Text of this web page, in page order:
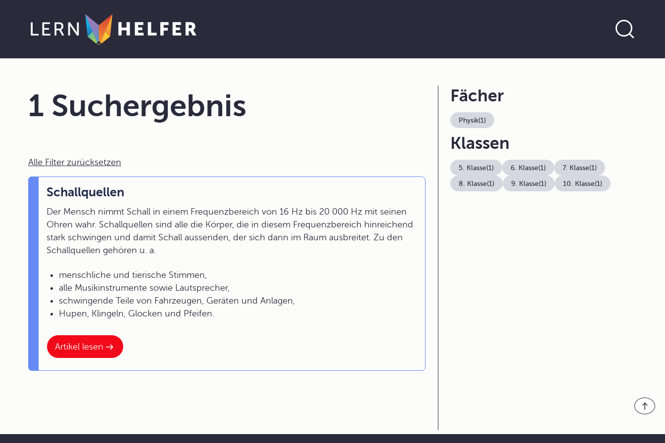
1 Suchergebnis
Alle Filter zurücksetzen
Artikel lesen
Schallquellen
Der Mensch nimmt Schall in einem Frequenzbereich von 16 Hz bis 20 000 Hz mit seinen
Ohren wahr. Schallquellen sind alle die Körper, die in diesem Frequenzbereich hinreichend
stark schwingen und damit Schall aussenden, der sich dann im Raum ausbreitet. Zu den
Schallquellen gehören u. a.
menschliche und tierische Stimmen,
alle Musikinstrumente sowie Lautsprecher,
schwingende Teile von Fahrzeugen, Geräten und Anlagen,
Hupen, Klingeln, Glocken und Pfeifen.
Fächer
Physik(1)
Klassen
5. Klasse(1) 6. Klasse(1) 7. Klasse(1)
8. Klasse(1) 9. Klasse(1) 10. Klasse(1)